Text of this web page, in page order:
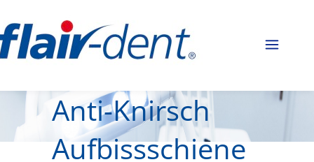
Anti-Knirsch
Aufbissschiene